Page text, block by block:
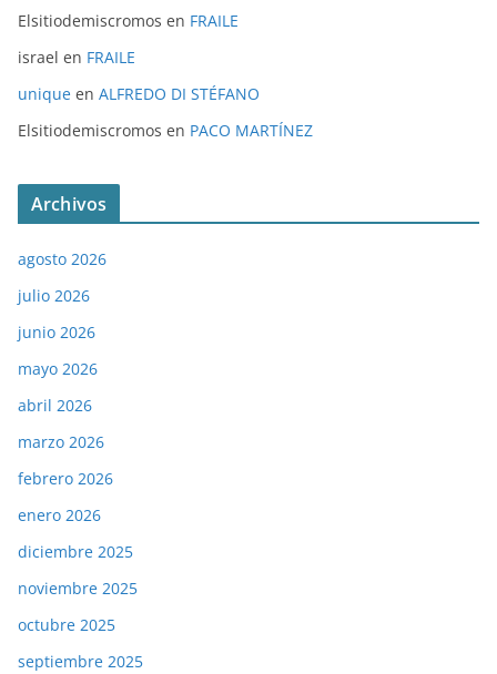
Elsitiodemiscromos en FRAILE
israel en FRAILE
unique en ALFREDO DI STÉFANO
Elsitiodemiscromos en PACO MARTÍNEZ
Archivos
agosto 2026
julio 2026
junio 2026
mayo 2026
abril 2026
marzo 2026
febrero 2026
enero 2026
diciembre 2025
noviembre 2025
octubre 2025
septiembre 2025